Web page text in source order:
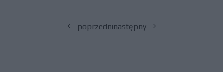
poprzedninastępny